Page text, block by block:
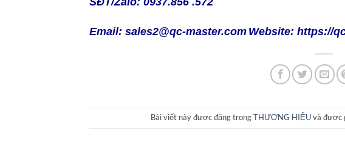
Email: sales2@qc-master.com Website: https://
Bài viết này được đăng trongTHƯƠNG HIỆUvà được